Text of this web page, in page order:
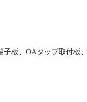
板、OAタップ取付板